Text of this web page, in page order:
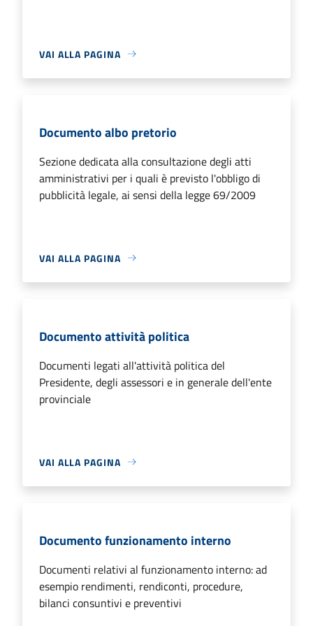
VAI ALLA PAGINA
Documento albo pretorio
Sezione dedicata alla consultazione degli atti
amministrativi per i quali è previsto l'obbligo di
pubblicità legale, ai sensi della legge 69/2009
VAI ALLA PAGINA
Documento attività politica
Documenti legati all'attività politica del
Presidente, degli assessori e in generale dell'ente
provinciale
VAI ALLA PAGINA
Documento funzionamento interno
Documenti relativi al funzionamento interno: ad
esempio rendimenti, rendiconti, procedure,
bilanci consuntivi e preventivi